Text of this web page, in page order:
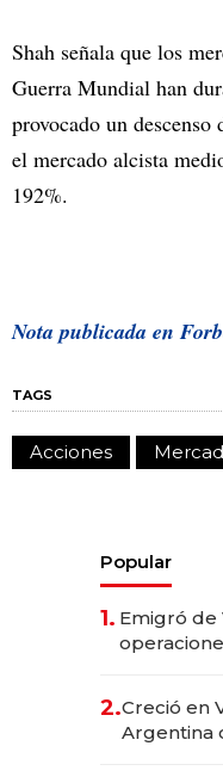
Shah señala que los
Guerra Mundial han
provocado un
el mercado alcista
192%.
Nota publicada en
TAGS
Acciones
Popular
1. Emigró de
2.Creció en
Argentina